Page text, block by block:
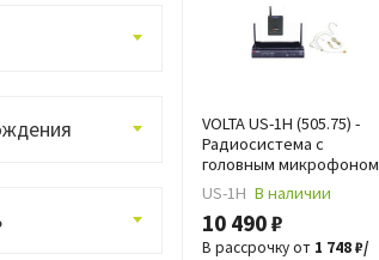
VOLTA US-1H (505.75) -
Радиосистема с
головным микрофоном
US-1H В наличии
10 490 ₽
В рассрочку от 1 748 ₽/